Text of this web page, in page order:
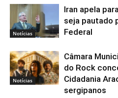
Notícias
Iran apela
seja pautado
Federal
Notícias
Câmara
do Rock
Cidadania
sergipanos